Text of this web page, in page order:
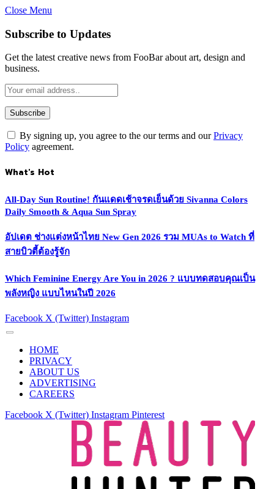
Close Menu
Subscribe to Updates
Get the latest creative news from FooBar about art, design and
business.
By signing up, you agree to the our terms and ourPrivacy
Policy agreement.
What's Hot
All-Day Sun Routine! กันแดดเช้าจรดเย็นด้วย Sivanna Colors
Daily Smooth & Aqua Sun Spray
อัปเดต ช่างแต่งหน้าไทย New Gen 2026 รวม MUAs to Watch ที่
สายบิวตี้ต้องรู้จัก
Which Feminine Energy Are You in 2026 ? แบบทดสอบคุณเป็น
พลังหญิง แบบไหนในปี 2026
Facebook X (Twitter) Instagram
HOME
PRIVACY
ABOUT US
ADVERTISING
CAREERS
Facebook X (Twitter) Instagram Pinterest